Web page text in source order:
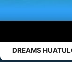
DREAMS